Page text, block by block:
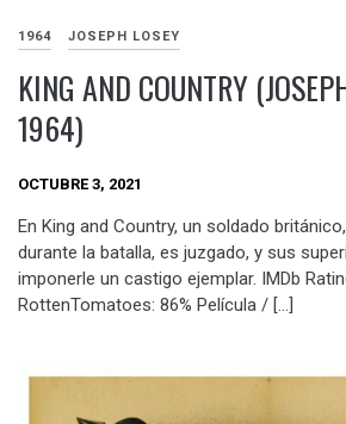
1964 JOSEPH LOSEY
KING AND COUNTRY
1964)
OCTUBRE 3, 2021
En King and Country, un soldado
durante la batalla, es juzgado, y sus
imponerle un castigo ejemplar. IMDb
RottenTomatoes: 86% Película / […]